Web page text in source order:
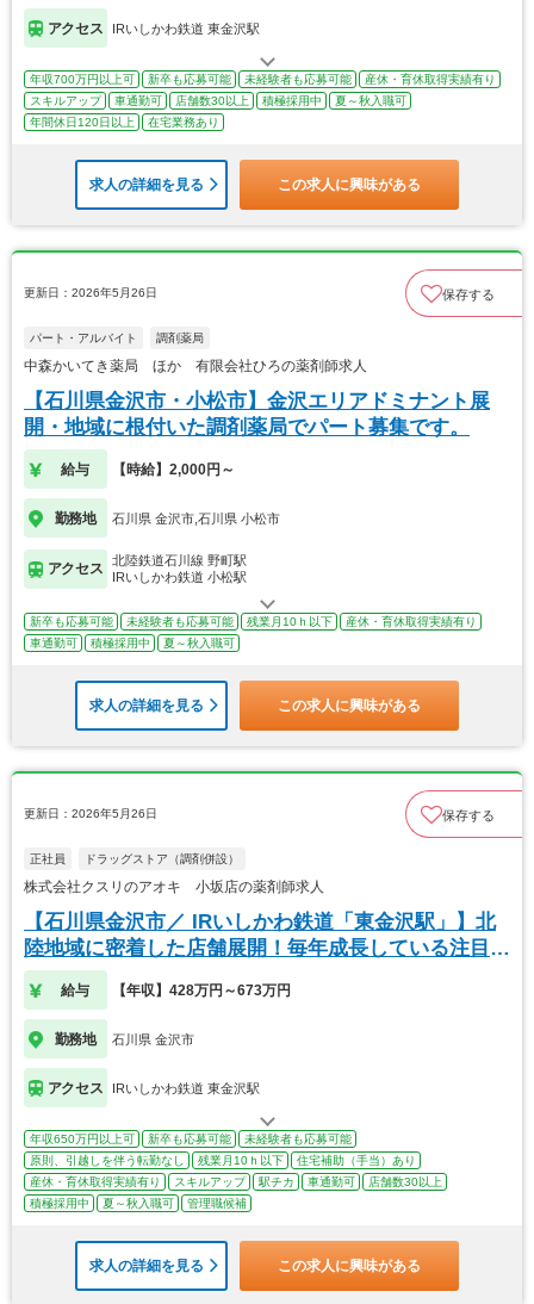
アクセス IRいしかわ鉄道 東金沢駅
年収700万円以上可 新卒も応募可能 未経験者も応募可能
産休・育休取得実績有り
スキルアップ
車通勤可 店舗数30以上 積極採用中
夏～秋入職可
年間休日120日以上
在宅業務あり
求人の詳細を見る この求人に興味がある
更新日：2026年5月26日 保存する
パート・アルバイト 調剤薬局
中森かいてき薬局 ほか 有限会社ひろの薬剤師求人
【石川県金沢市・小松市】金沢エリアドミナント展
開・地域に根付いた調剤薬局でパート募集です。
給与 【時給】2,000円～
勤務地 石川県 金沢市,石川県 小松市
アクセス
北陸鉄道石川線 野町駅
IRいしかわ鉄道 小松駅
新卒も応募可能 未経験者も応募可能 残業月10ｈ以下
産休・育休取得実績有り
車通勤可
積極採用中 夏～秋入職可
求人の詳細を見る この求人に興味がある
更新日：2026年5月26日 保存する
正社員 ドラッグストア（調剤併設）
株式会社クスリのアオキ 小坂店の薬剤師求人
【石川県金沢市／ IRいしかわ鉄道「東金沢駅」】北
陸地域に密着した店舗展開！毎年成長している注目企
業
給与 【年収】428万円～673万円
勤務地 石川県 金沢市
アクセス IRいしかわ鉄道 東金沢駅
年収650万円以上可 新卒も応募可能
未経験者も応募可能
原則、引越しを伴う転勤なし
残業月10ｈ以下
住宅補助（手当）あり
産休・育休取得実績有り
スキルアップ 駅チカ 車通勤可
店舗数30以上
積極採用中
夏～秋入職可 管理職候補
求人の詳細を見る この求人に興味がある